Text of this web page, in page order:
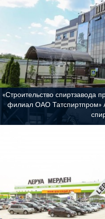
«Строительство спиртзавода
филиал ОАО